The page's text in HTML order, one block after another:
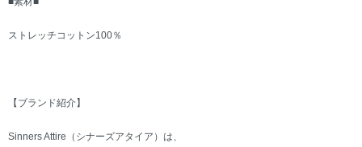
ストレッチコットン100％
【ブランド紹介】
Sinners Attire（シナーズアタイア）は、